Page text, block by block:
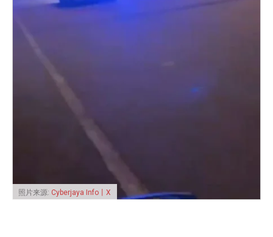
照片来源: Cyberjaya Info丨X